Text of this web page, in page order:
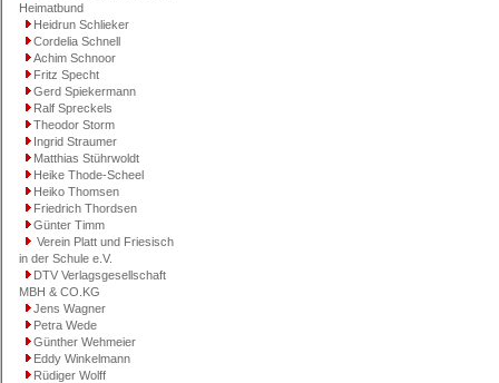
Heimatbund
Heidrun Schlieker
Cordelia Schnell
Achim Schnoor
Fritz Specht
Gerd Spiekermann
Ralf Spreckels
Theodor Storm
Ingrid Straumer
Matthias Stührwoldt
Heike Thode-Scheel
Heiko Thomsen
Friedrich Thordsen
Günter Timm
Verein Platt und Friesisch
in der Schule e.V.
DTV Verlagsgesellschaft
MBH & CO.KG
Jens Wagner
Petra Wede
Günther Wehmeier
Eddy Winkelmann
Rüdiger Wolff